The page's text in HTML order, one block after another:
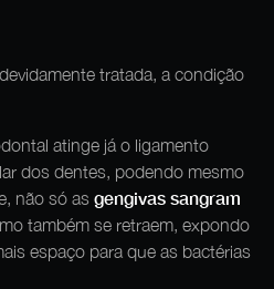
tratada, a condição
atinge já o ligamento
dos dentes, podendo mesmo
não só as gengivas sangram
também se retraem, expondo
espaço para que as bactérias